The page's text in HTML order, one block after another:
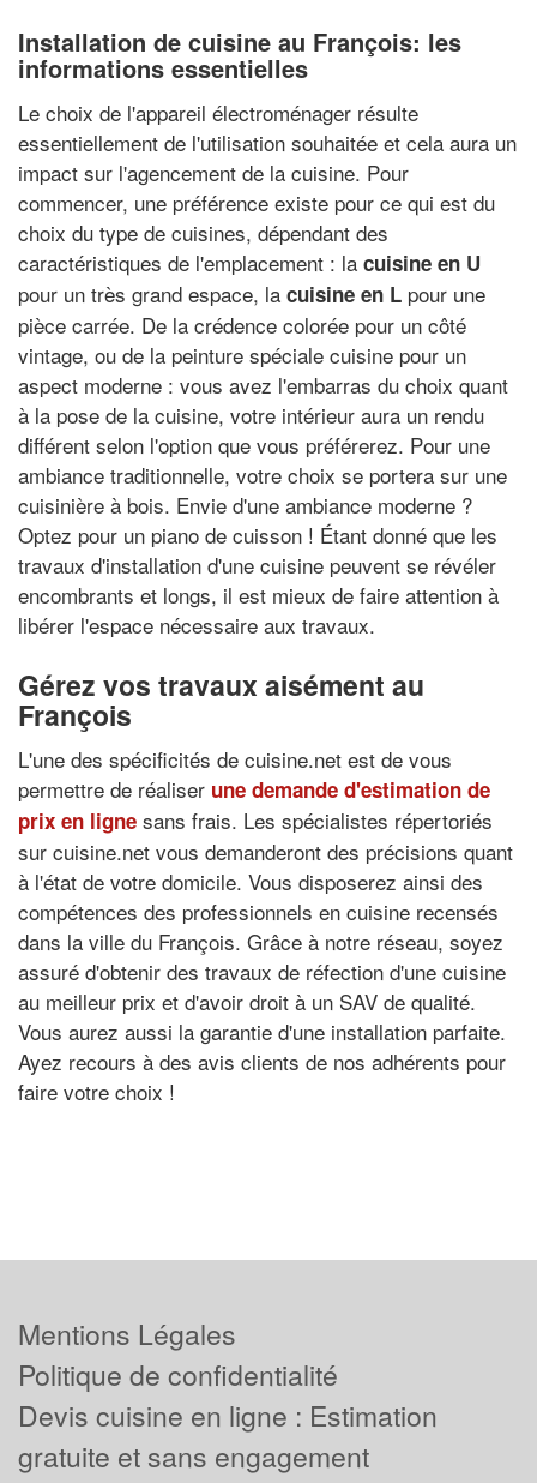
Installation de cuisine au François: les
informations essentielles
Le choix de l'appareil électroménager résulte
essentiellement de l'utilisation souhaitée et cela aura un
impact sur l'agencement de la cuisine. Pour
commencer, une préférence existe pour ce qui est du
choix du type de cuisines, dépendant des
caractéristiques de l'emplacement : la cuisine en U
pour un très grand espace, la cuisine en L pour une
pièce carrée. De la crédence colorée pour un côté
vintage, ou de la peinture spéciale cuisine pour un
aspect moderne : vous avez l'embarras du choix quant
à la pose de la cuisine, votre intérieur aura un rendu
différent selon l'option que vous préférerez. Pour une
ambiance traditionnelle, votre choix se portera sur une
cuisinière à bois. Envie d'une ambiance moderne ?
Optez pour un piano de cuisson ! Étant donné que les
travaux d'installation d'une cuisine peuvent se révéler
encombrants et longs, il est mieux de faire attention à
libérer l'espace nécessaire aux travaux.
Gérez vos travaux aisément au
François
L'une des spécificités de cuisine.net est de vous
permettre de réaliser une demande d'estimation de
prix en ligne sans frais. Les spécialistes répertoriés
sur cuisine.net vous demanderont des précisions quant
à l'état de votre domicile. Vous disposerez ainsi des
compétences des professionnels en cuisine recensés
dans la ville du François. Grâce à notre réseau, soyez
assuré d'obtenir des travaux de réfection d'une cuisine
au meilleur prix et d'avoir droit à un SAV de qualité.
Vous aurez aussi la garantie d'une installation parfaite.
Ayez recours à des avis clients de nos adhérents pour
faire votre choix !
Mentions Légales
Politique de confidentialité
Devis cuisine en ligne : Estimation
gratuite et sans engagement